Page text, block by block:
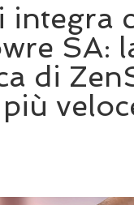
integra
SA:
di